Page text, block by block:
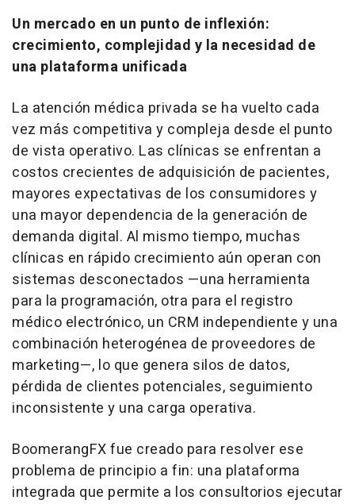
Un mercado en un punto de inflexión:
crecimiento, complejidad y la necesidad de
una plataforma unificada
La atención médica privada se ha vuelto cada
vez más competitiva y compleja desde el punto
de vista operativo. Las clínicas se enfrentan a
costos crecientes de adquisición de pacientes,
mayores expectativas de los consumidores y
una mayor dependencia de la generación de
demanda digital. Al mismo tiempo, muchas
clínicas en rápido crecimiento aún operan con
sistemas desconectados —una herramienta
para la programación, otra para el registro
médico electrónico, un CRM independiente y una
combinación heterogénea de proveedores de
marketing—, lo que genera silos de datos,
pérdida de clientes potenciales, seguimiento
inconsistente y una carga operativa.
BoomerangFX fue creado para resolver ese
problema de principio a fin: una plataforma
integrada que permite a los consultorios ejecutar